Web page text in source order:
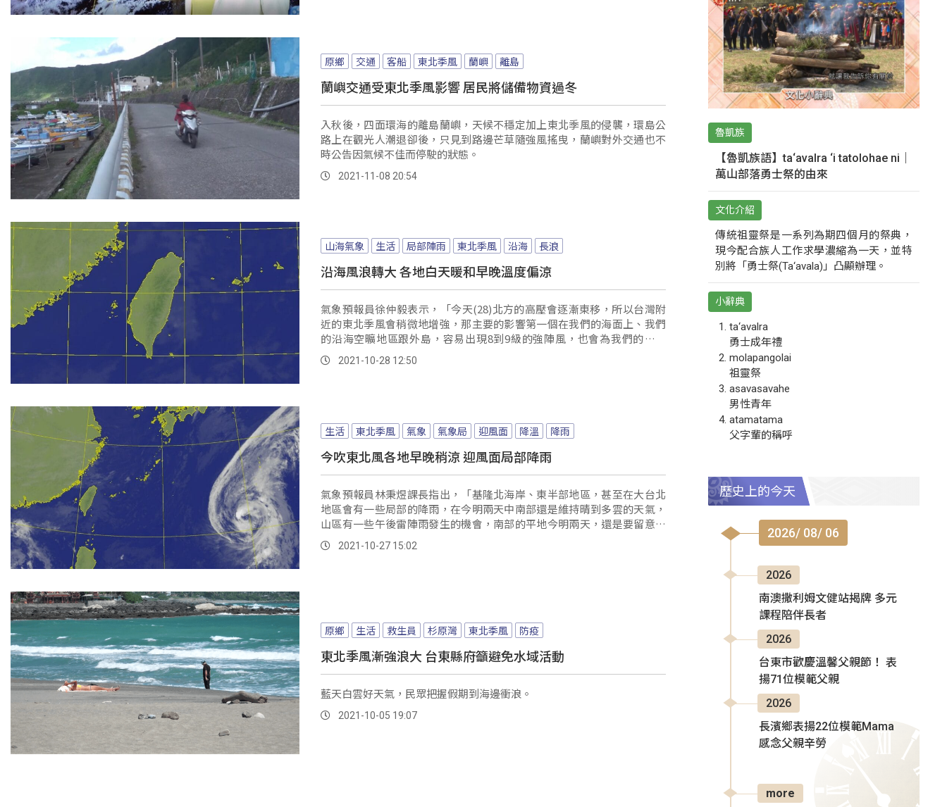
原鄉 交通 客船 東北季風 蘭嶼 離島
蘭嶼交通受東北季風影響 居民將儲備物資過冬
入秋後，四面環海的離島蘭嶼，天候不穩定加上東北季風的侵襲，環島公
路上在觀光人潮退卻後，只見到路邊芒草隨強風搖曳，蘭嶼對外交通也不
時公告因氣候不佳而停駛的狀態。
2021-11-08 20:54
山海氣象 生活 局部陣雨 東北季風 沿海 長浪
沿海風浪轉大 各地白天暖和早晚溫度偏涼
氣象預報員徐仲毅表示，「今天(28)北方的高壓會逐漸東移，所以台灣附
近的東北季風會稍微地增強，那主要的影響第一個在我們的海面上、我們
的沿海空曠地區跟外島，容易出現8到9級的強陣風，也會為我們的北海
岸，東半部地區跟恆春半島，帶來一些長浪的現象。
2021-10-28 12:50
生活 東北季風 氣象 氣象局 迎風面 降溫 降雨
今吹東北風各地早晚稍涼 迎風面局部降雨
氣象預報員林秉煜課長指出，「基隆北海岸、東半部地區，甚至在大台北
地區會有一些局部的降雨，在今明兩天中南部還是維持晴到多雲的天氣，
山區有一些午後雷陣雨發生的機會，南部的平地今明兩天，還是要留意午
後雷陣雨...。
2021-10-27 15:02
原鄉 生活 救生員 杉原灣 東北季風 防疫
東北季風漸強浪大 台東縣府籲避免水域活動
藍天白雲好天氣，民眾把握假期到海邊衝浪。
2021-10-05 19:07
魯凱族
【魯凱族語】ta‘avalra ‘i tatolohae ni｜
萬山部落勇士祭的由來
文化介紹
傳統祖靈祭是一系列為期四個月的祭典，
現今配合族人工作求學濃縮為一天，並特
別將「勇士祭(Ta‘avala)」凸顯辦理。
小辭典
ta‘avalra
勇士成年禮
molapangolai
祖靈祭
asavasavahe
男性青年
atamatama
父字輩的稱呼
歷史上的今天
2026/ 08/ 06
2026
南澳撒利姆文健站揭牌 多元
課程陪伴長者
2026
台東市歡慶溫馨父親節！ 表
揚71位模範父親
2026
長濱鄉表揚22位模範Mama
感念父親辛勞
more